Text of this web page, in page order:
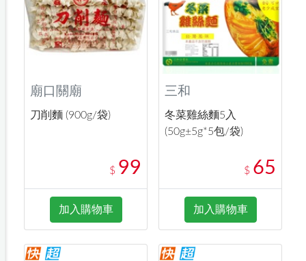
廟口關廟
刀削麵 (900g/袋)
$ 99
加入購物車
三和
冬菜雞絲麵5入
(50g±5g*5包/袋)
$ 65
加入購物車